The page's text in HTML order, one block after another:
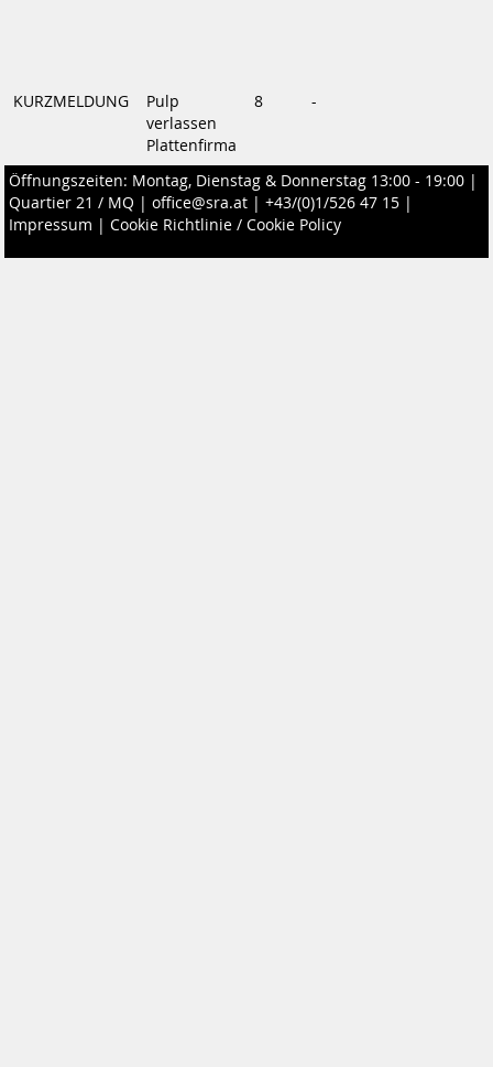
KURZMELDUNG
Pulp
verlassen
Plattenfirma
8 -
Öffnungszeiten: Montag, Dienstag & Donnerstag 13:00 - 19:00 |
Quartier 21 / MQ | office@sra.at | +43/(0)1/526 47 15 |
Impressum | Cookie Richtlinie / Cookie Policy